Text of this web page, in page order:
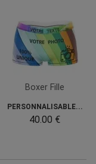
Boxer Fille
PERSONNALISABLE...
40.00 €